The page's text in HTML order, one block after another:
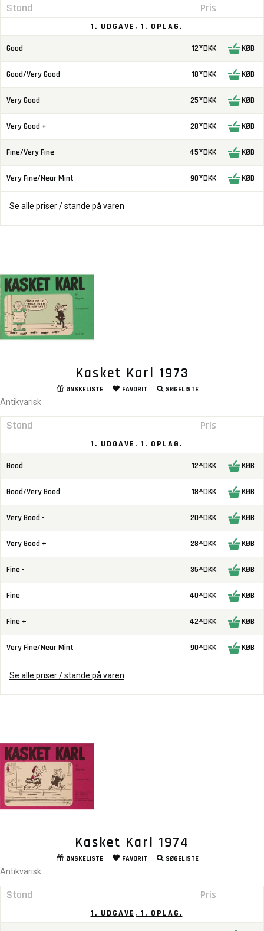
Stand Pris
1. UDGAVE, 1. OPLAG.
Good 1200DKK KØB
Good/Very Good 1800DKK KØB
Very Good 2500DKK KØB
Very Good + 2800DKK KØB
Fine/Very Fine 4500DKK KØB
Very Fine/Near Mint 9000DKK KØB
Se alle priser / stande på varen
Kasket Karl 1973
ØNSKELISTE FAVORIT SØGELISTE
Antikvarisk
Stand Pris
1. UDGAVE, 1. OPLAG.
Good 1200DKK KØB
Good/Very Good 1800DKK KØB
Very Good - 2000DKK KØB
Very Good + 2800DKK KØB
Fine - 3500DKK KØB
Fine 4000DKK KØB
Fine + 4200DKK KØB
Very Fine/Near Mint 9000DKK KØB
Se alle priser / stande på varen
Kasket Karl 1974
ØNSKELISTE FAVORIT SØGELISTE
Antikvarisk
Stand Pris
1. UDGAVE, 1. OPLAG.